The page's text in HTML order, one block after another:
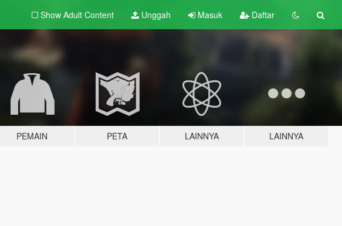
Show Adult Content Unggah Masuk Daftar
PEMAIN PETA LAINNYA LAINNYA